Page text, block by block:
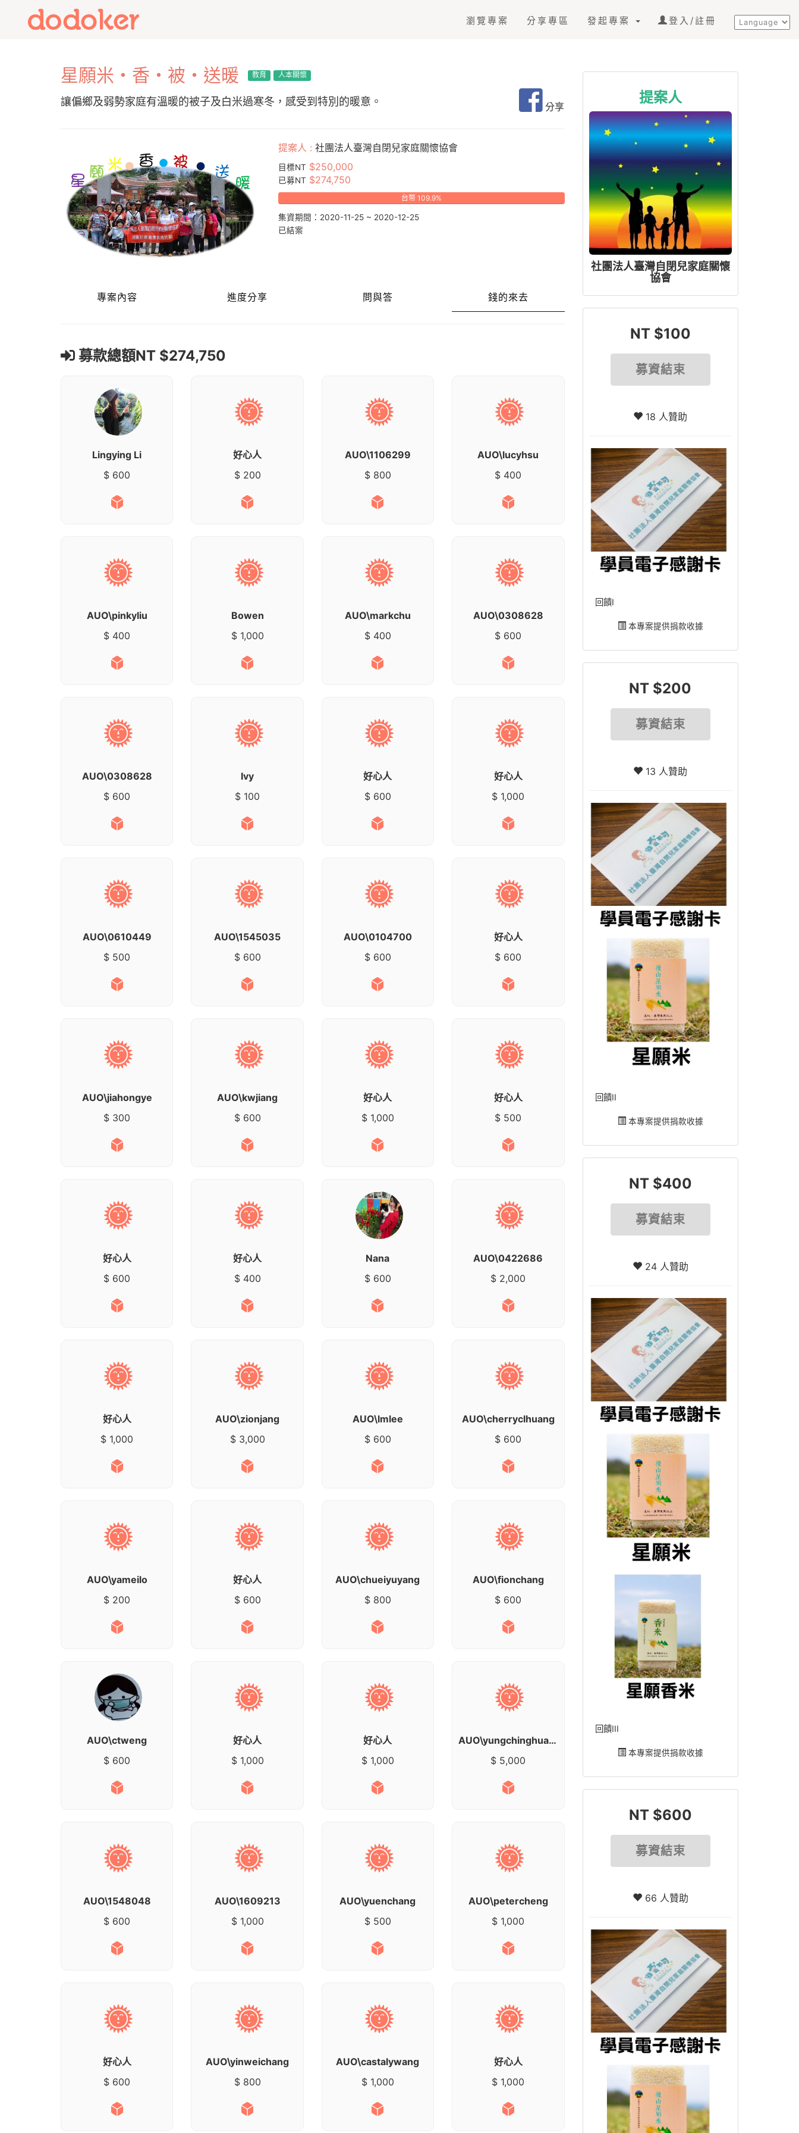
瀏覽專案 分享專區 發起專案 登入/註冊
星願米・香・被・送暖 教育 人本關懷
讓偏鄉及弱勢家庭有溫暖的被子及白米過寒冬，感受到特別的暖意。 分享
提案人 : 社團法人臺灣自閉兒家庭關懷協會
目標NT $250,000
已募NT $274,750
台幣 109.9%
集資期間：2020-11-25 ~ 2020-12-25
已結案
專案內容 進度分享 問與答 錢的來去
募款總額NT $274,750
Lingying Li
$ 600
好心人
$ 200
AUO\1106299
$ 800
AUO\lucyhsu
$ 400
AUO\pinkyliu
$ 400
Bowen
$ 1,000
AUO\markchu
$ 400
AUO\0308628
$ 600
AUO\0308628
$ 600
Ivy
$ 100
好心人
$ 600
好心人
$ 1,000
AUO\0610449
$ 500
AUO\1545035
$ 600
AUO\0104700
$ 600
好心人
$ 600
AUO\jiahongye
$ 300
AUO\kwjiang
$ 600
好心人
$ 1,000
好心人
$ 500
好心人
$ 600
好心人
$ 400
Nana
$ 600
AUO\0422686
$ 2,000
好心人
$ 1,000
AUO\zionjang
$ 3,000
AUO\lmlee
$ 600
AUO\cherryclhuang
$ 600
AUO\yameilo
$ 200
好心人
$ 600
AUO\chueiyuyang
$ 800
AUO\fionchang
$ 600
AUO\ctweng
$ 600
好心人
$ 1,000
好心人
$ 1,000
AUO\yungchinghuang
$ 5,000
AUO\1548048
$ 600
AUO\1609213
$ 1,000
AUO\yuenchang
$ 500
AUO\petercheng
$ 1,000
好心人
$ 600
AUO\yinweichang
$ 800
AUO\castalywang
$ 1,000
好心人
$ 1,000
提案人
社團法人臺灣自閉兒家庭關懷
協會
NT $100
募資結束
18 人贊助
回饋I
本專案提供捐款收據
NT $200
募資結束
13 人贊助
回饋II
本專案提供捐款收據
NT $400
募資結束
24 人贊助
回饋III
本專案提供捐款收據
NT $600
募資結束
66 人贊助